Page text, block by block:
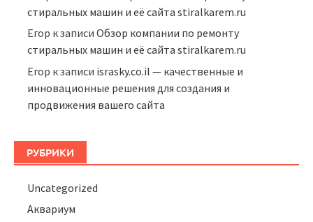
стиральных машин и её сайта stiralkarem.ru
Егор к записиОбзор компании по ремонту
стиральных машин и её сайта stiralkarem.ru
Егор к записи israsky.co.il — качественные и
инновационные решения для создания и
продвижения вашего сайта
РУБРИКИ
Uncategorized
Аквариум